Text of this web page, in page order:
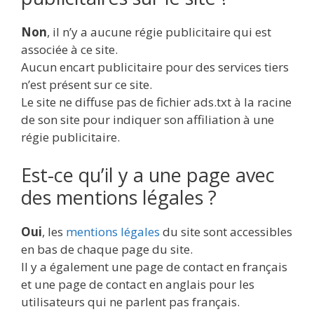
Non, il n’y a aucune régie publicitaire qui est
associée à ce site.
Aucun encart publicitaire pour des services tiers
n’est présent sur ce site.
Le site ne diffuse pas de fichier ads.txt à la racine
de son site pour indiquer son affiliation à une
régie publicitaire.
Est-ce qu’il y a une page avec
des mentions légales ?
Oui, les mentions légales du site sont accessibles
en bas de chaque page du site.
Il y a également une page de contact en français
et une page de contact en anglais pour les
utilisateurs qui ne parlent pas français.